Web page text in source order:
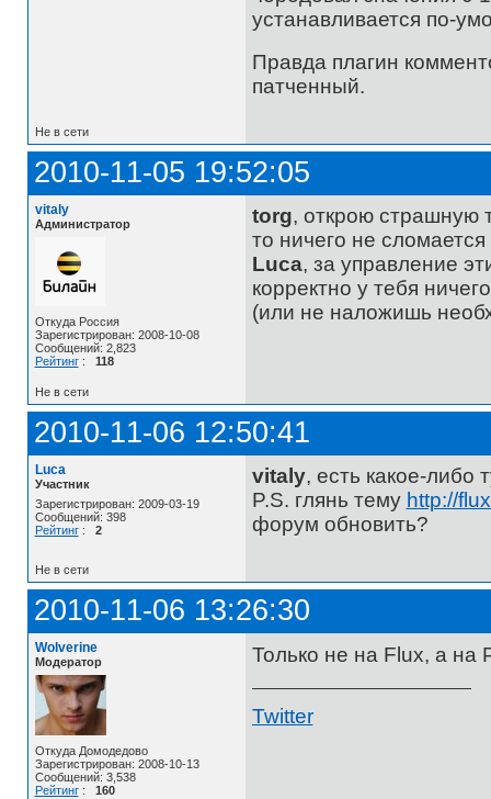
устанавливается по-
Правда плагин
патченный.
Не в сети
2010-11-05 19:52:05
vitaly
Администратор
Откуда Россия
Зарегистрирован: 2008-10-08
Сообщений: 2,823
Рейтинг: 118
torg, открою страшную
то ничего не сломается
Luca, за управление
корректно у тебя
(или не наложишь
Не в сети
2010-11-06 12:50:41
Luca
Участник
Зарегистрирован: 2009-03-19
Сообщений: 398
Рейтинг: 2
vitaly, есть какое-либо
P.S. глянь тему http://
форум обновить?
Не в сети
2010-11-06 13:26:30
Wolverine
Модератор
Откуда Домодедово
Зарегистрирован: 2008-10-13
Сообщений: 3,538
Рейтинг: 160
Только не на Flux, а на
Twitter